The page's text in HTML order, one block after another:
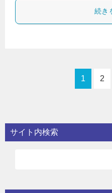
続き
1 2
サイト内検索